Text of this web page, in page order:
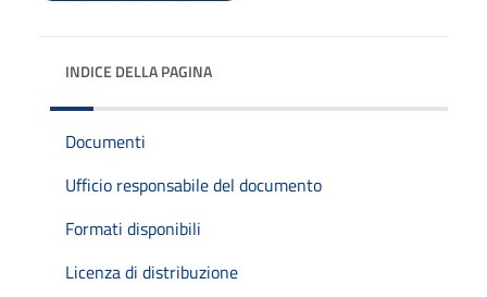
INDICE DELLA PAGINA
Documenti
Ufficio responsabile del documento
Formati disponibili
Licenza di distribuzione